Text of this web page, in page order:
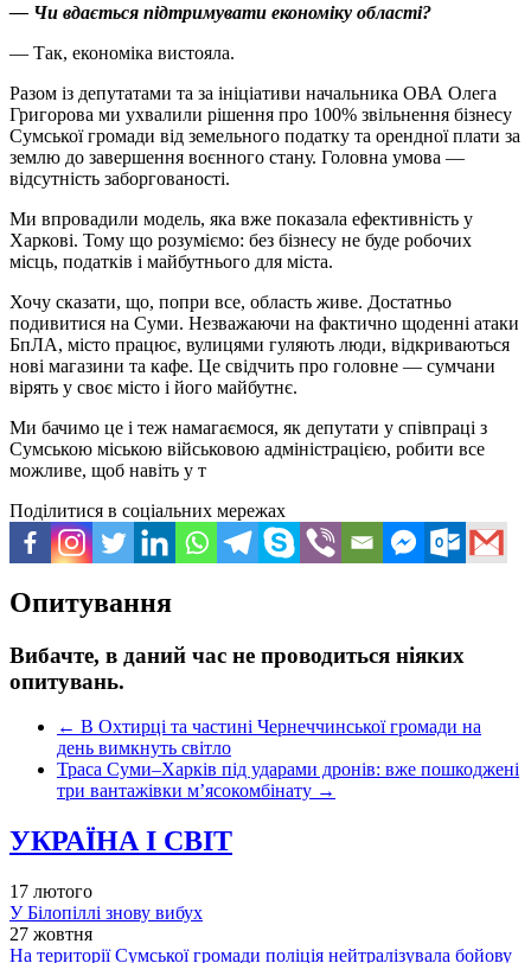
— Чи вдається підтримувати економіку області?
— Так, економіка вистояла.
Разом із депутатами та за ініціативи начальника ОВА Олега
Григорова ми ухвалили рішення про 100% звільнення бізнесу
Сумської громади від земельного податку та орендної плати за
землю до завершення воєнного стану. Головна умова —
відсутність заборгованості.
Ми впровадили модель, яка вже показала ефективність у
Харкові. Тому що розуміємо: без бізнесу не буде робочих
місць, податків і майбутнього для міста.
Хочу сказати, що, попри все, область живе. Достатньо
подивитися на Суми. Незважаючи на фактично щоденні атаки
БпЛА, місто працює, вулицями гуляють люди, відкриваються
нові магазини та кафе. Це свідчить про головне — сумчани
вірять у своє місто і його майбутнє.
Ми бачимо це і теж намагаємося, як депутати у співпраці з
Сумською міською військовою адміністрацією, робити все
можливе, щоб навіть у т
Поділитися в соціальних мережах
Опитування
Вибачте, в даний час не проводиться ніяких
опитувань.
← В Охтирці та частині Чернеччинської громади на
день вимкнуть світло
Траса Суми–Харків під ударами дронів: вже пошкоджені
три вантажівки м’ясокомбінату →
УКРАЇНА І СВІТ
17 лютого
У Білопіллі знову вибух
27 жовтня
На території Сумської громади поліція нейтралізувала бойову